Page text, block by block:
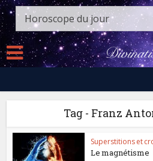
Tag - Franz
Superstitions et
Le magnétisme